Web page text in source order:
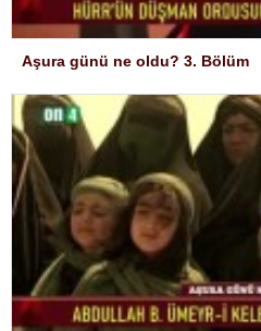
Aşura günü ne oldu? 3. Bölüm